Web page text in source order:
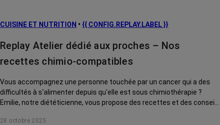
CUISINE ET NUTRITION • {{ CONFIG.REPLAY.LABEL }}
Replay Atelier dédié aux proches – Nos
recettes chimio-compatibles
Vous accompagnez une personne touchée par un cancer qui a des
difficultés à s'alimenter depuis qu'elle est sous chimiothérapie ?
Emilie, notre diététicienne, vous propose des recettes et des conseils
28 octobre 2025